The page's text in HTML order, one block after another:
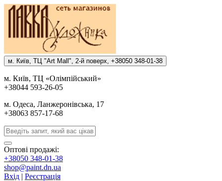
м. Киïв, ТЦ "Art Mall", 2-й поверх, +38050 348-01-38
м. Киïв, ТЦ «Олiмпiйський»
+38044 593-26-05
м. Одеса, Ланжеронiвська, 17
+38063 857-17-68
Оптові продажі:
+38050 348-01-38
shop@paint.dn.ua
Вхід | Реєстрація